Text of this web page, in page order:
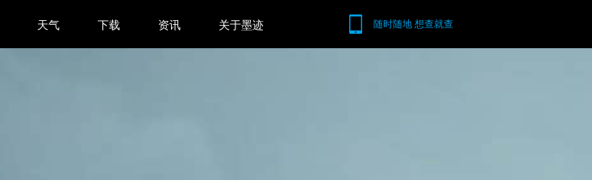
随时随地 想查就查
天气 下载 资讯 关于墨迹